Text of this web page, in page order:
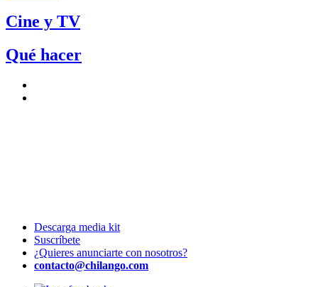
Cine y TV
Qué hacer
Descarga media kit
Suscríbete
¿Quieres anunciarte con nosotros?
contacto@chilango.com